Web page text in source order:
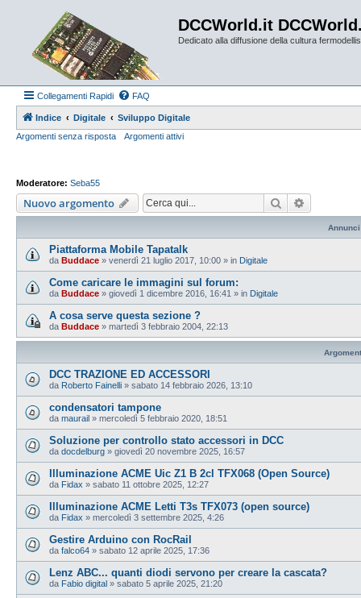
DCCWorld.it
Dedicato alla diffusione della cultura
Collegamenti Rapidi FAQ
Indice Digitale
Sviluppo Digitale
Argomenti senza risposta
Argomenti attivi
Moderatore: Seba55
Nuovo argomento Cerca
Annunci
Piattaforma Mobile Tapatalk
da Buddace » venerdì 21 luglio 2017, 10:00 » in Digitale
Come caricare le immagini sul forum:
da Buddace » giovedì 1 dicembre 2016, 16:41 » in Digitale
A cosa serve questa sezione ?
da Buddace » martedì 3 febbraio 2004, 22:13
DCC TRAZIONE ED ACCESSORI
da Roberto Fainelli » sabato 14 febbraio 2026, 13:10
condensatori tampone
da maurail » mercoledì 5 febbraio 2020, 18:51
Soluzione per controllo stato accessori in DCC
da docdelburg » giovedì 20 novembre 2025, 16:57
Illuminazione ACME Uic Z1 B 2cl TFX068 (Open Source)
da Fidax » sabato 11 ottobre 2025, 12:27
Illuminazione ACME Letti T3s TFX073 (open source)
da Fidax » mercoledì 3 settembre 2025, 4:26
Gestire Arduino con RocRail
da falco64 » sabato 12 aprile 2025, 17:36
Lenz ABC... quanti diodi servono per creare la cascata?
da Fabio digital » sabato 5 aprile 2025, 21:20